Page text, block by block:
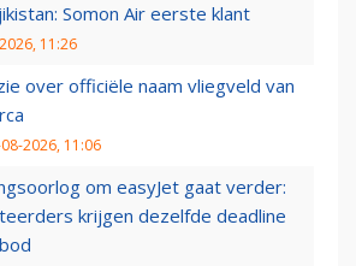
Somon Air eerste klant
11:26
over officiële naam vliegveld van
2026, 11:06
om easyJet gaat verder:
krijgen dezelfde deadline